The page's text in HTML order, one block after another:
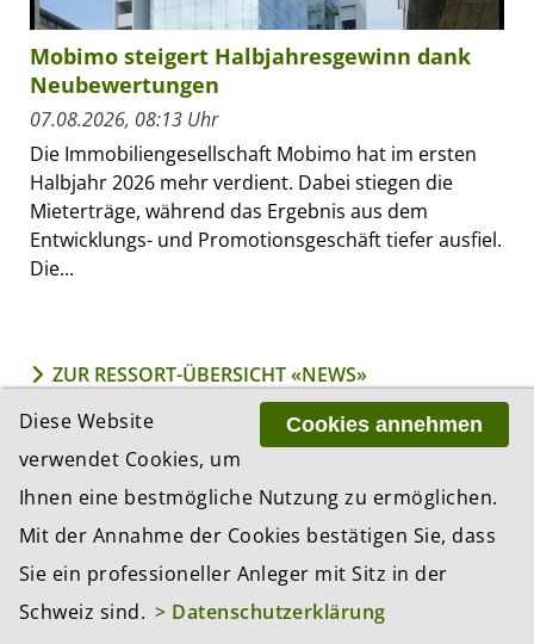
Mobimo steigert Halbjahresgewinn dank
Neubewertungen
07.08.2026, 08:13 Uhr
Die Immobiliengesellschaft Mobimo hat im ersten
Halbjahr 2026 mehr verdient. Dabei stiegen die
Mieterträge, während das Ergebnis aus dem
Entwicklungs- und Promotionsgeschäft tiefer ausfiel.
Die...
ZUR RESSORT-ÜBERSICHT «NEWS»
MEISTGELESEN IN...
1 Tag 1 Woche 1 Monat
Chip-Ausverkauf verschärft sich: Zweite
Verlustwelle erfasst globale Börsen
Cookies annehmen
Diese Website
verwendet Cookies, um
Ihnen eine bestmögliche Nutzung zu ermöglichen.
Mit der Annahme der Cookies bestätigen Sie, dass
Sie ein professioneller Anleger mit Sitz in der
Schweiz sind. > Datenschutzerklärung